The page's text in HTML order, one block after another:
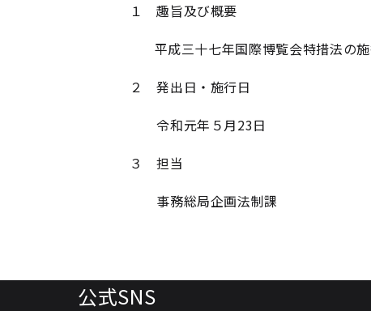
１ 趣旨及び概要
平成三十七年国際博覧会特措法の施
２ 発出日・施行日
令和元年５月23日
３ 担当
事務総局企画法制課
公式SNS